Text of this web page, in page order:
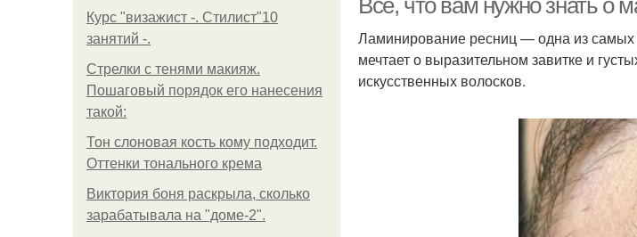
Курс "визажист -. Стилист"10
занятий -.
Стрелки с тенями макияж.
Пошаговый порядок его нанесения
такой:
Тон слоновая кость кому подходит.
Оттенки тонального крема
Виктория боня раскрыла, сколько
зарабатывала на "доме-2".
Все, что вам нужно знать о
Ламинирование ресниц — одна из самых
мечтает о выразительном завитке и
искусственных волосков.